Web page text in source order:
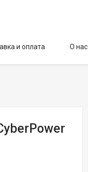
и оплата О нас